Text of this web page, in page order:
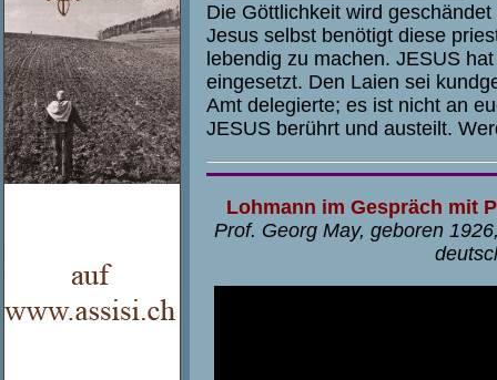
Die Göttlichkeit wird geschändet
Jesus selbst benötigt diese
lebendig zu machen. JESUS
eingesetzt. Den Laien sei
Amt delegierte; es ist nicht an
JESUS berührt und austeilt.
Lohmann im Gespräch mit
Prof. Georg May, geboren